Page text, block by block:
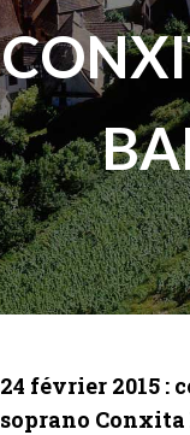
24 février 2015 :
soprano Conxita